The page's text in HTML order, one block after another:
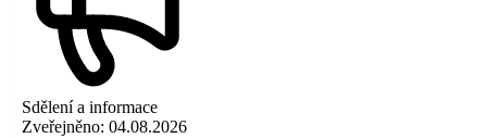
Sdělení a informace
Zveřejněno: 04.08.2026